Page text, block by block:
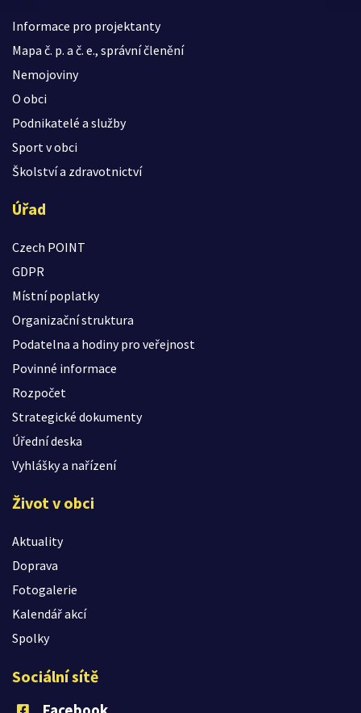
Informace pro projektanty
Mapa č. p. a č. e., správní členění
Nemojoviny
O obci
Podnikatelé a služby
Sport v obci
Školství a zdravotnictví
Úřad
Czech POINT
GDPR
Místní poplatky
Organizační struktura
Podatelna a hodiny pro veřejnost
Povinné informace
Rozpočet
Strategické dokumenty
Úřední deska
Vyhlášky a nařízení
Život v obci
Aktuality
Doprava
Fotogalerie
Kalendář akcí
Spolky
Sociální sítě